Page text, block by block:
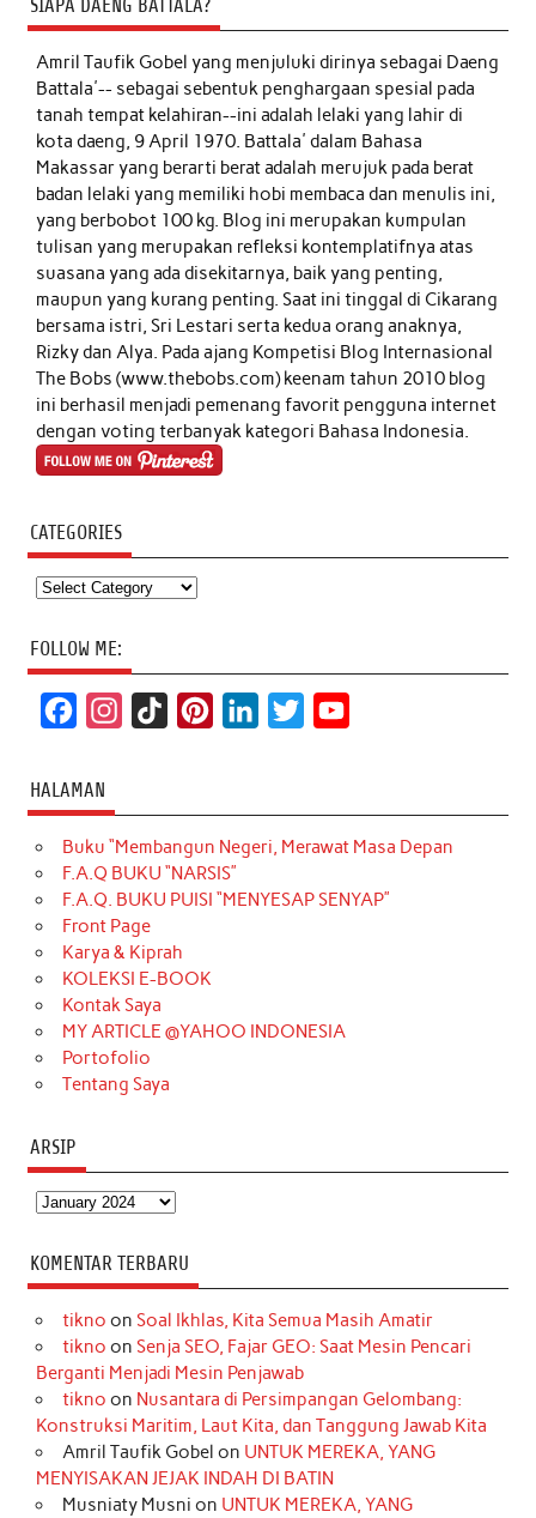
SIAPA DAENG BATTALA?
Amril Taufik Gobelyang menjuluki dirinya sebagai Daeng
Battala'-- sebagai sebentuk penghargaan spesial pada
tanah tempat kelahiran--ini adalah lelaki yang lahir di
kota daeng, 9 April 1970. Battala' dalam Bahasa
Makassar yang berarti berat adalah merujuk pada berat
badan lelaki yang memiliki hobi membaca dan menulis ini,
yang berbobot 100 kg. Blog ini merupakan kumpulan
tulisan yang merupakan refleksi kontemplatifnya atas
suasana yang ada disekitarnya, baik yang penting,
maupun yang kurang penting. Saat ini tinggal di Cikarang
bersama istri, Sri Lestari serta kedua orang anaknya,
Rizky dan Alya. Pada ajang Kompetisi Blog Internasional
The Bobs (www.thebobs.com) keenam tahun 2010 blog
ini berhasil menjadi pemenang favorit pengguna internet
dengan voting terbanyak kategori Bahasa Indonesia.
CATEGORIES
Categories
FOLLOW ME:
c
e
b
o
o
k
t
a
g
r
a
m
T
o
k
t
e
r
k
e
d
t
t
e
T
u
b
HALAMAN
Buku “Membangun Negeri, Merawat Masa Depan
F.A.Q BUKU “NARSIS”
F.A.Q. BUKU PUISI “MENYESAP SENYAP”
Front Page
Karya & Kiprah
KOLEKSI E-BOOK
Kontak Saya
MY ARTICLE @YAHOO INDONESIA
Portofolio
Tentang Saya
ARSIP
Arsip
KOMENTAR TERBARU
tikno on Soal Ikhlas, Kita Semua Masih Amatir
tikno on Senja SEO, Fajar GEO: Saat Mesin Pencari
Berganti Menjadi Mesin Penjawab
tikno on Nusantara di Persimpangan Gelombang:
Konstruksi Maritim, Laut Kita, dan Tanggung Jawab Kita
Amril Taufik Gobel on UNTUK MEREKA, YANG
MENYISAKAN JEJAK INDAH DI BATIN
Musniaty Musni on UNTUK MEREKA, YANG